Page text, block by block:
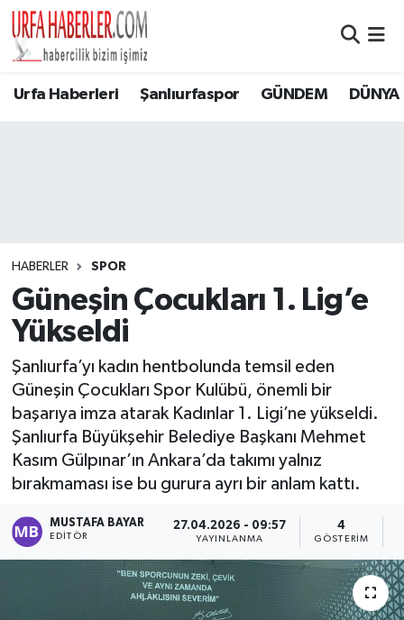
Urfa Haberleri Şanlıurfaspor GÜNDEM DÜNYA
HABERLER SPOR
Güneşin Çocukları 1. Lig’e
Yükseldi
Şanlıurfa’yı kadın hentbolunda temsil eden
Güneşin Çocukları Spor Kulübü, önemli bir
başarıya imza atarak Kadınlar 1. Ligi’ne yükseldi.
Şanlıurfa Büyükşehir Belediye Başkanı Mehmet
Kasım Gülpınar’ın Ankara’da takımı yalnız
bırakmaması ise bu gurura ayrı bir anlam kattı.
MUSTAFA BAYAR
EDITÖR
27.04.2026 - 09:57
YAYINLANMA
4
GÖSTERIM
Şanlıurfa Nöbetçi Eczaneler
Tüm Manşetler
Son Dakika Haberleri
Haber Arşivi